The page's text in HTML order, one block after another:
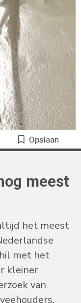
Opslaan
meest
het meest
met het
kleiner
van